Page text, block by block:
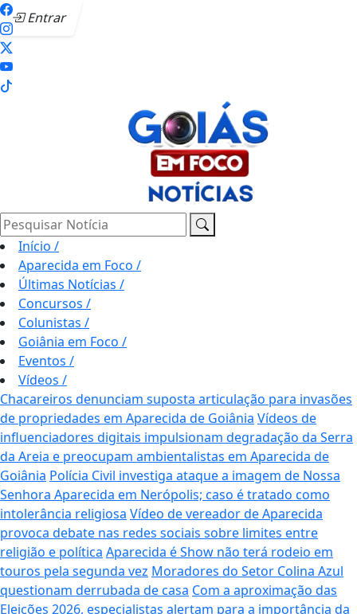
Entrar
Pesquisar Notícia
Início /
Aparecida em Foco /
Últimas Notícias /
Concursos /
Colunistas /
Goiânia em Foco /
Eventos /
Vídeos /
Chacareiros denunciam suposta articulação para invasões
de propriedades em Aparecida de Goiânia Vídeos de
influenciadores digitais impulsionam degradação da Serra
da Areia e preocupam ambientalistas em Aparecida de
Goiânia Polícia Civil investiga ataque a imagem de Nossa
Senhora Aparecida em Nerópolis; caso é tratado como
intolerância religiosa Vídeo de vereador de Aparecida
provoca debate nas redes sociais sobre limites entre
religião e política Aparecida é Show não terá rodeio em
touros pela segunda vez Moradores do Setor Colina Azul
questionam derrubada de casa Com a aproximação das
Eleições 2026, especialistas alertam para a importância da